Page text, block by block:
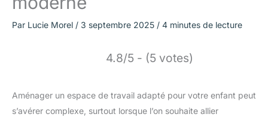
Par Lucie Morel / 3 septembre 2025 / 4 minutes de lecture
4.8/5 - (5 votes)
Aménager un espace de travail adapté pour votre enfant peut
s’avérer complexe, surtout lorsque l’on souhaite allier